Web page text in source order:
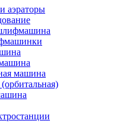
аэраторы
машина